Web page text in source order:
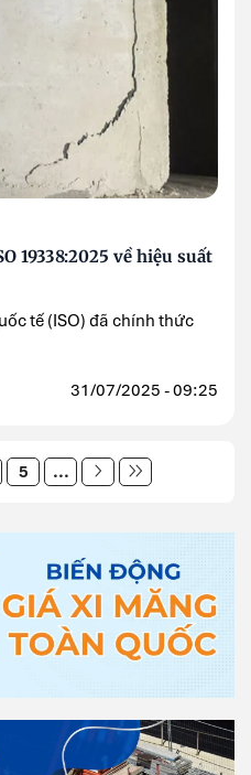
19338:2025 về hiệu suất
tế (ISO) đã chính thức
31/07/2025 - 09:25
5 ...